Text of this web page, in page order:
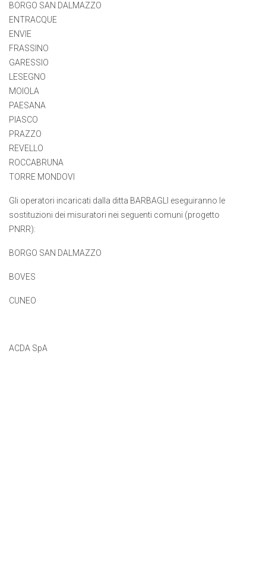
BORGO SAN DALMAZZO
ENTRACQUE
ENVIE
FRASSINO
GARESSIO
LESEGNO
MOIOLA
PAESANA
PIASCO
PRAZZO
REVELLO
ROCCABRUNA
TORRE MONDOVI
Gli operatori incaricati dalla ditta BARBAGLI eseguiranno le
sostituzioni dei misuratori nei seguenti comuni (progetto
PNRR):
BORGO SAN DALMAZZO
BOVES
CUNEO
ACDA SpA